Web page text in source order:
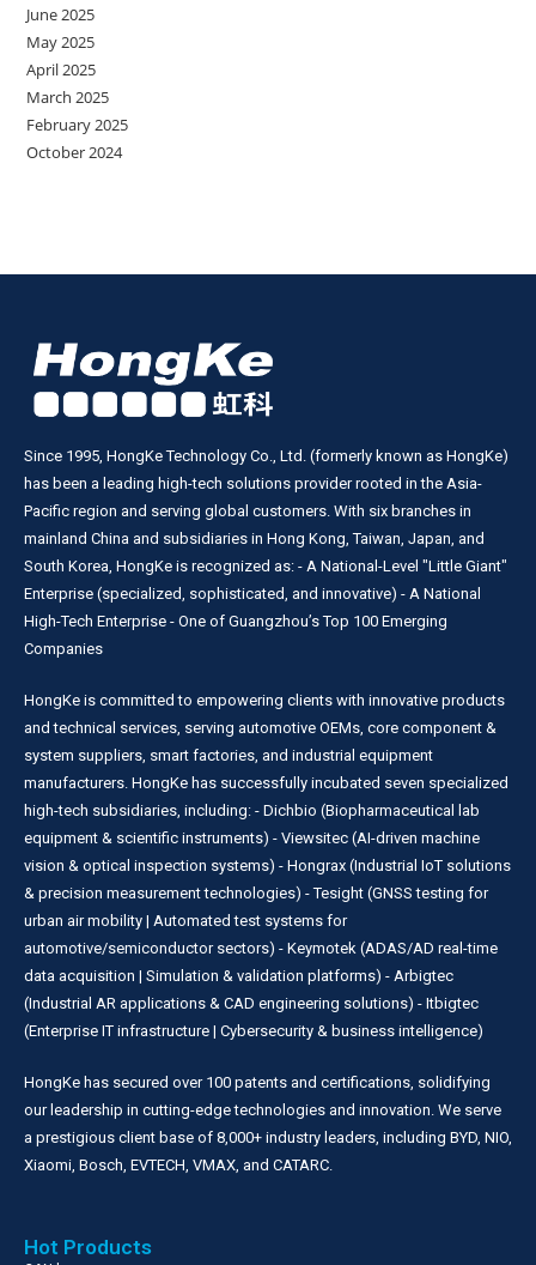
June 2025
May 2025
April 2025
March 2025
February 2025
October 2024
Since 1995, HongKe Technology Co., Ltd. (formerly known as HongKe)
has been a leading high-tech solutions provider rooted in the Asia-
Pacific region and serving global customers. With six branches in
mainland China and subsidiaries in Hong Kong, Taiwan, Japan, and
South Korea, HongKe is recognized as: - A National-Level "Little Giant"
Enterprise (specialized, sophisticated, and innovative) - A National
High-Tech Enterprise - One of Guangzhou’s Top 100 Emerging
Companies
HongKe is committed to empowering clients with innovative products
and technical services, serving automotive OEMs, core component &
system suppliers, smart factories, and industrial equipment
manufacturers. HongKe has successfully incubated seven specialized
high-tech subsidiaries, including: - Dichbio (Biopharmaceutical lab
equipment & scientific instruments) - Viewsitec (AI-driven machine
vision & optical inspection systems) - Hongrax (Industrial IoT solutions
& precision measurement technologies) - Tesight (GNSS testing for
urban air mobility | Automated test systems for
automotive/semiconductor sectors) - Keymotek (ADAS/AD real-time
data acquisition | Simulation & validation platforms) - Arbigtec
(Industrial AR applications & CAD engineering solutions) - Itbigtec
(Enterprise IT infrastructure | Cybersecurity & business intelligence)
HongKe has secured over 100 patents and certifications, solidifying
our leadership in cutting-edge technologies and innovation. We serve
a prestigious client base of 8,000+ industry leaders, including BYD, NIO,
Xiaomi, Bosch, EVTECH, VMAX, and CATARC.
Hot Products